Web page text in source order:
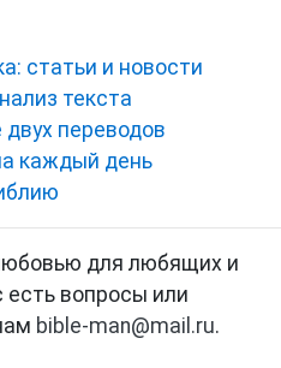
статьи и новости
текста
переводов
каждый день
для любящих и
есть вопросы или
bible-man@mail.ru.